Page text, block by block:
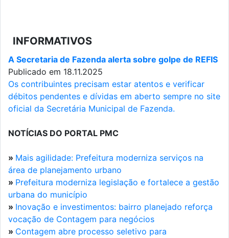
INFORMATIVOS
A Secretaria de Fazenda alerta sobre golpe de REFIS
Publicado em 18.11.2025
Os contribuintes precisam estar atentos e verificar
débitos pendentes e dívidas em aberto sempre no site
oficial da Secretária Municipal de Fazenda.
NOTÍCIAS DO PORTAL PMC
» Mais agilidade: Prefeitura moderniza serviços na
área de planejamento urbano
» Prefeitura moderniza legislação e fortalece a gestão
urbana do município
» Inovação e investimentos: bairro planejado reforça
vocação de Contagem para negócios
» Contagem abre processo seletivo para